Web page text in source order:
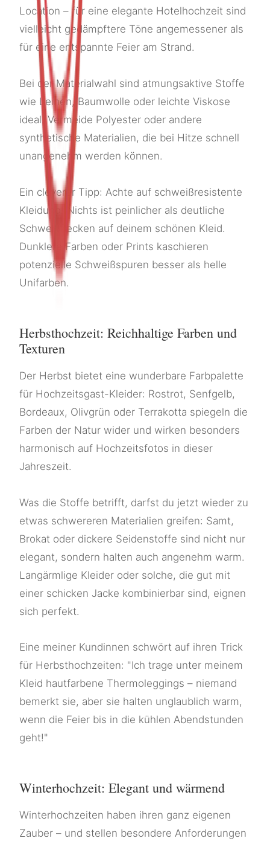
Location – für eine elegante Hotelhochzeit sind
vielleicht gedämpftere Töne angemessener als
für eine entspannte Feier am Strand.
Bei der Materialwahl sind atmungsaktive Stoffe
wie Leinen, Baumwolle oder leichte Viskose
ideal. Vermeide Polyester oder andere
synthetische Materialien, die bei Hitze schnell
unangenehm werden können.
Ein cleverer Tipp: Achte auf schweißresistente
Kleidung! Nichts ist peinlicher als deutliche
Schweißflecken auf deinem schönen Kleid.
Dunklere Farben oder Prints kaschieren
potenzielle Schweißspuren besser als helle
Unifarben.
Herbsthochzeit: Reichhaltige Farben und
Texturen
Der Herbst bietet eine wunderbare Farbpalette
für Hochzeitsgast-Kleider: Rostrot, Senfgelb,
Bordeaux, Olivgrün oder Terrakotta spiegeln die
Farben der Natur wider und wirken besonders
harmonisch auf Hochzeitsfotos in dieser
Jahreszeit.
Was die Stoffe betrifft, darfst du jetzt wieder zu
etwas schwereren Materialien greifen: Samt,
Brokat oder dickere Seidenstoffe sind nicht nur
elegant, sondern halten auch angenehm warm.
Langärmlige Kleider oder solche, die gut mit
einer schicken Jacke kombinierbar sind, eignen
sich perfekt.
Eine meiner Kundinnen schwört auf ihren Trick
für Herbsthochzeiten: "Ich trage unter meinem
Kleid hautfarbene Thermoleggings – niemand
bemerkt sie, aber sie halten unglaublich warm,
wenn die Feier bis in die kühlen Abendstunden
geht!"
Winterhochzeit: Elegant und wärmend
Winterhochzeiten haben ihren ganz eigenen
Zauber – und stellen besondere Anforderungen